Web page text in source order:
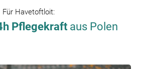
Für Havetoftloit:
Pflegekraft aus Polen